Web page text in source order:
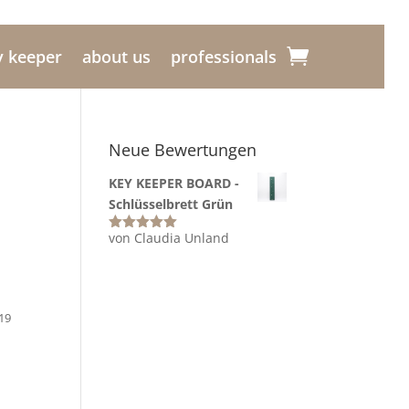
keeper about us professionals
Neue Bewertungen
KEY KEEPER BOARD -
Schlüsselbrett Grün
Bewertet
von Claudia Unland